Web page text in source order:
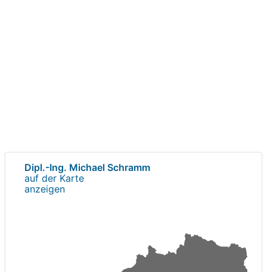
Dipl.-Ing. Michael Schramm
auf der Karte
anzeigen